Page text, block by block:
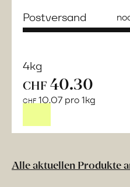
Postversand
4kg
CHF 40.30
CHF 10.07 pro 1kg
aus
Alle aktuellen Produkte